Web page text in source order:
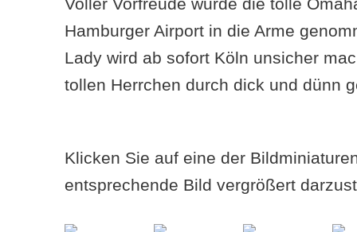
Hamburger Airport in die Arme
Lady wird ab sofort Köln unsicher
tollen Herrchen durch dick und dünn
Klicken Sie auf eine der
entsprechende Bild vergrößert